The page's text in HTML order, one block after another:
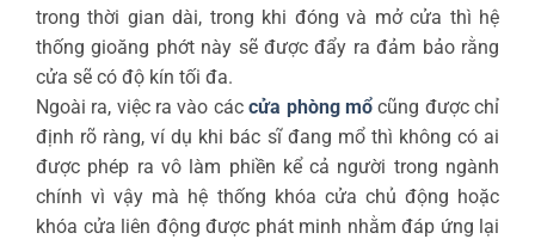
trong thời gian dài, trong khi đóng và mở cửa thì hệ
thống gioăng phớt này sẽ được đẩy ra đảm bảo rằng
cửa sẽ có độ kín tối đa.
Ngoài ra, việc ra vào cáccửa phòng mổcũng được chỉ
định rõ ràng, ví dụ khi bác sĩ đang mổ thì không có ai
được phép ra vô làm phiền kể cả người trong ngành
chính vì vậy mà hệ thống khóa cửa chủ động hoặc
khóa cửa liên động được phát minh nhằm đáp ứng lại